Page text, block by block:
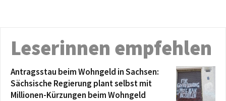
Leserinnen empfehlen
Antragsstau beim Wohngeld in Sachsen:
Sächsische Regierung plant selbst mit
Millionen-Kürzungen beim Wohngeld